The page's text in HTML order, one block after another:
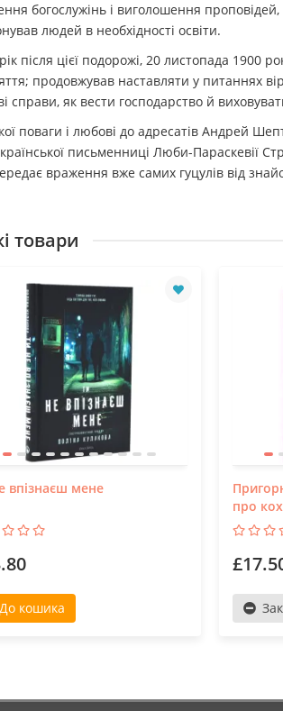
богослужінь і виголошення
людей в необхідності освіти.
після цієї подорожі, 20 листопада 1900
продовжував наставляти у питаннях
справи, як вести господарство й
поваги і любові до адресатів Андрей
письменниці Люби-Параскевії
враження вже самих гуцулів від
товари
впізнаєш мене
До кошика
про